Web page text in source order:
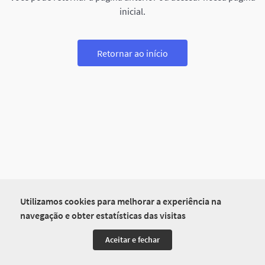
Utilizamos cookies para melhorar a experiência na
navegação e obter estatísticas das visitas
Aceitar e fechar
inicial.
Retornar ao início